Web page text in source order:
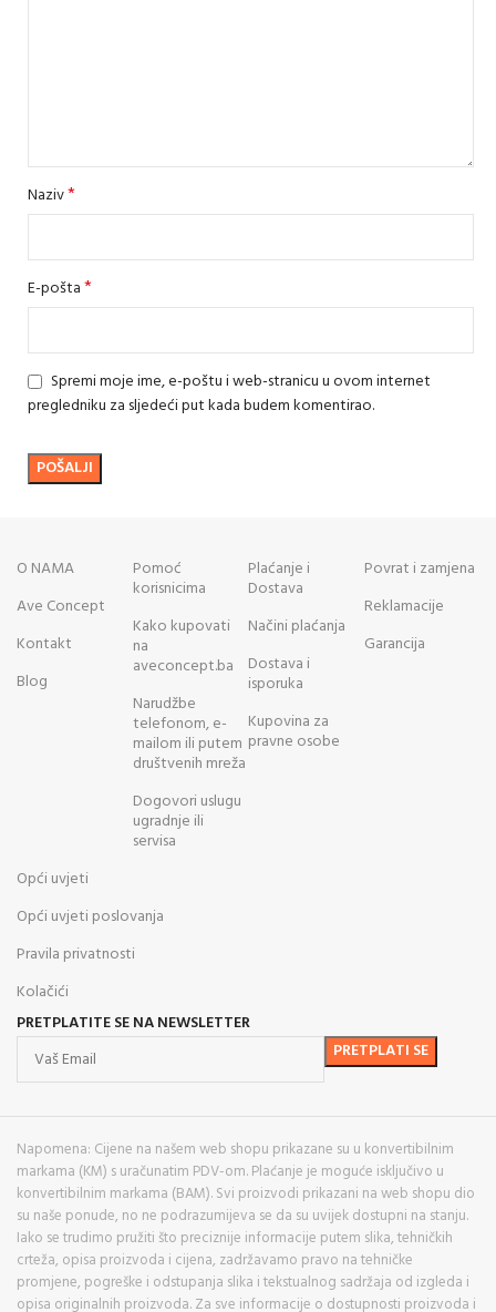
Naziv*
E-pošta*
Spremi moje ime, e-poštu i web-stranicu u ovom internet
pregledniku za sljedeći put kada budem komentirao.
O NAMA
Ave Concept
Kontakt
Blog
Pomoć
korisnicima
Kako kupovati
na
aveconcept.ba
Narudžbe
telefonom, e-
mailom ili putem
društvenih mreža
Dogovori uslugu
ugradnje ili
servisa
Plaćanje i
Dostava
Načini plaćanja
Dostava i
isporuka
Kupovina za
pravne osobe
Povrat i zamjena
Reklamacije
Garancija
Opći uvjeti
Opći uvjeti poslovanja
Pravila privatnosti
Kolačići
PRETPLATITE SE NA NEWSLETTER
Napomena: Cijene na našem web shopu prikazane su u konvertibilnim
markama (KM) s uračunatim PDV-om. Plaćanje je moguće isključivo u
konvertibilnim markama (BAM). Svi proizvodi prikazani na web shopu dio
su naše ponude, no ne podrazumijeva se da su uvijek dostupni na stanju.
Iako se trudimo pružiti što preciznije informacije putem slika, tehničkih
crteža, opisa proizvoda i cijena, zadržavamo pravo na tehničke
promjene, pogreške i odstupanja slika i tekstualnog sadržaja od izgleda i
opisa originalnih proizvoda. Za sve informacije o dostupnosti proizvoda i